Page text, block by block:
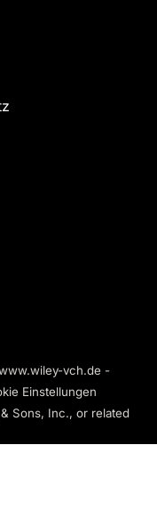
vch.de -
Einstellungen
Sons, Inc., or related